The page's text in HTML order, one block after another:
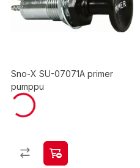
Sno-X SU-07071A primer
pumppu